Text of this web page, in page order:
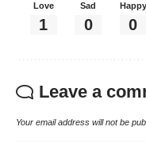
Love
1
Sad
0
Happy
0
Leave a
Your email address will not be